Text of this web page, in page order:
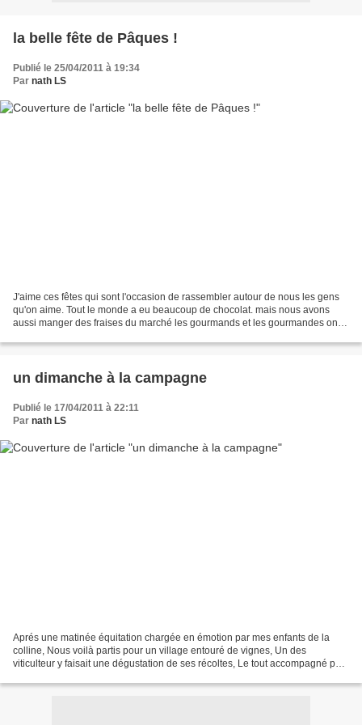
la belle fête de Pâques !
Publié le 25/04/2011 à 19:34
Par nath LS
J'aime ces fêtes qui sont l'occasion de rassembler autour de nous les gens
qu'on aime. Tout le monde a eu beaucoup de chocolat. mais nous avons
aussi manger des fraises du marché les gourmands et les gourmandes ont
un dimanche à la campagne
Publié le 17/04/2011 à 22:11
Par nath LS
Aprés une matinée équitation chargée en émotion par mes enfants de la
colline, Nous voilà partis pour un village entouré de vignes, Un des
viticulteur y faisait une dégustation de ses récoltes, Le tout accompagné par